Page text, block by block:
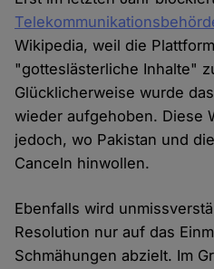
Wikipedia, weil die
"gotteslästerliche Inhalte"
Glücklicherweise wurde
wieder aufgehoben. Diese
jedoch, wo Pakistan und die
Canceln hinwollen.
Ebenfalls wird
Resolution nur auf das
Schmähungen abzielt. Im